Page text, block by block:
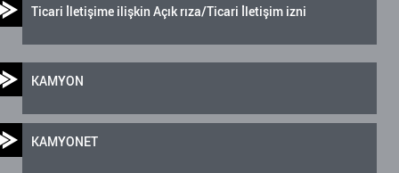
Ticari İletişime ilişkin Açık rıza/Ticari İletişim izni
KAMYON
KAMYONET